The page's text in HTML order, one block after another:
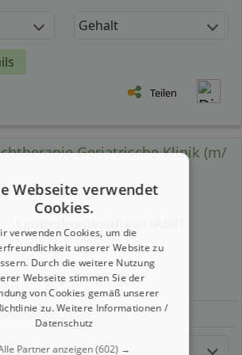
Gehalt
Teilen
Geriatrische Klinik (m/
07.08.2026
Webseite verwendet
Cookies.
verwenden Cookies, um die
unserer Website zu
Durch die weitere Nutzung
Webseite stimmen Sie der
von Cookies gemäß unserer
zu.Weitere Informationen /
Datenschutz
Partner anzeigen(602) →